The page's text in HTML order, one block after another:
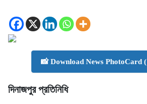
📸 Download News PhotoCard
দিনাজপুর প্রতিনিধি